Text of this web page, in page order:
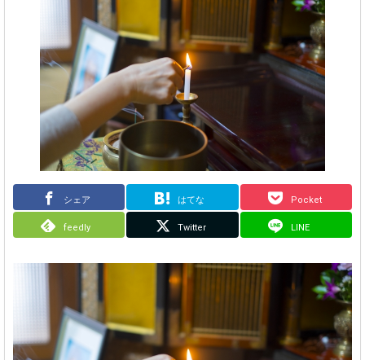
シェア はてな Pocket
feedly Twitter LINE